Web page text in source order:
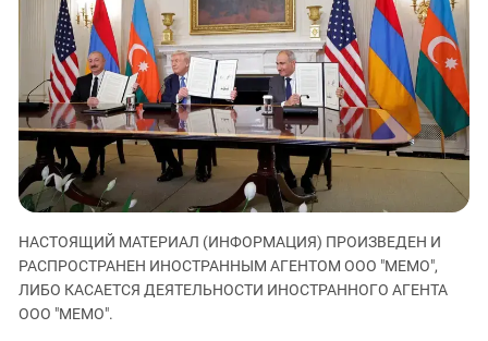
ЗАСТАВЛЯЕТ
КАВКАЗ ЗА ПАЛЕСТИНУ
ИНАКОМЫСЛИЕ В ЧЕЧНЕ
ПРЕСЛЕДОВАНИЕ АКТИВИСТОВ
МОБИЛИЗАЦИЯ И ПРОТЕСТЫ
Дагестан
Ингушетия
Кабардино-Балкария
Калмыкия
Карачаево-Черкесия
Краснодарский край
Российская Федерация
Ростовская область
Северная Осетия - Алания
НАСТОЯЩИЙ МАТЕРИАЛ (ИНФОРМАЦИЯ) ПРОИЗВЕДЕН И
РАСПРОСТРАНЕН ИНОСТРАННЫМ АГЕНТОМ ООО "МЕМО",
ЛИБО КАСАЕТСЯ ДЕЯТЕЛЬНОСТИ ИНОСТРАННОГО АГЕНТА
ООО "МЕМО".